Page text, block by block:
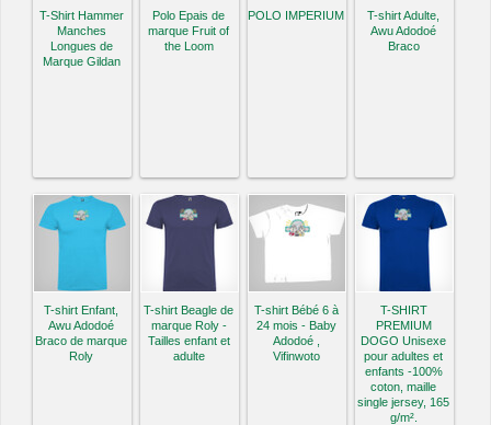
T-Shirt Hammer
Manches
Longues de
Marque Gildan
Polo Epais de
marque Fruit of
the Loom
POLO IMPERIUM
T-shirt Adulte,
Awu Adodoé
Braco
T-shirt Enfant,
Awu Adodoé
Braco de marque
Roly
T-shirt Beagle de
marque Roly -
Tailles enfant et
adulte
T-shirt Bébé 6 à
24 mois - Baby
Adodoé ,
Vifinwoto
T-SHIRT
PREMIUM
DOGO Unisexe
pour adultes et
enfants -100%
coton, maille
single jersey, 165
g/m².